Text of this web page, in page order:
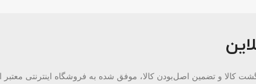
سه اصل کلیدی، پرداخت در محل، ۷ روز ضمانت بازگشت کالا و تضمین اصل‌بودن کالا، موفق شده به فروشگاه